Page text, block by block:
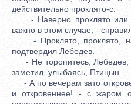
действительно проклято-с.
- Наверно проклято или
важно в этом случае, -
- Проклято, проклято,
подтвердил Лебедев.
- Не торопитесь, Лебедев,
заметил, улыбаясь, Птицын.
- А по вечерам зато
и откровеннее! - с жаром